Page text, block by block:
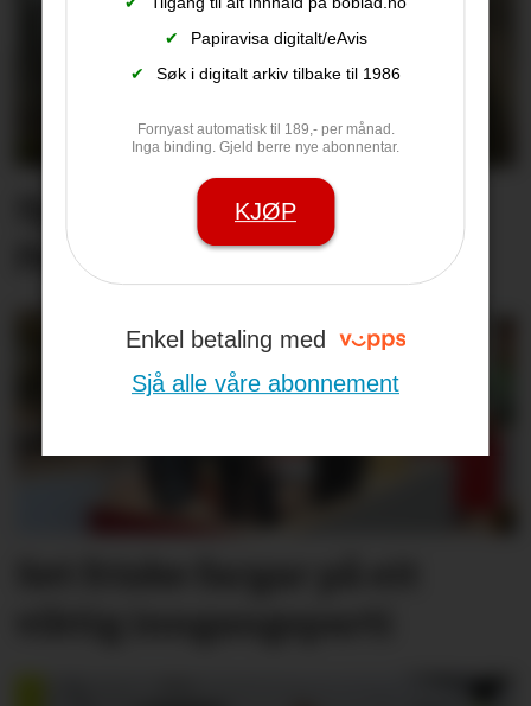
✔
Papiravisa digitalt/eAvis
✔
Søk i digitalt arkiv tilbake til 1986
Fornyast automatisk til 189,- per månad.
Inga binding. Gjeld berre nye abonnentar.
KJØP
Enkel betaling med
Sjå alle våre abonnement
Synne er ueinig: –
Pastinakk er ikkje giftig